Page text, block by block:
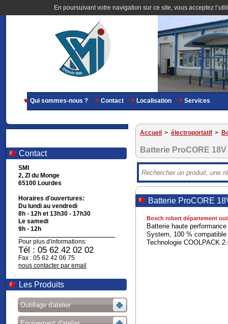
En poursuivant votre navigation sur ce site, vous acceptez
Qui sommes-nous ? Contact Localisation Services
Contact
SMI
2, ZI du Monge
65100 Lourdes
Horaires d'ouvertures:
Du lundi au vendredi
8h - 12h et 13h30 - 17h30
Le samedi
9h - 12h
Pour plus d'informations:
Tél : 05 62 42 02 02
Fax : 05 62 42 06 75
nous contacter par email
Les Produits
Outillage d'atelier
Accueil > électroportatif >
Batterie ProCORE 18V
Batterie ProCORE
Bosch robert département
Batterie haute
System, 100 %
Technologie COOLPACK